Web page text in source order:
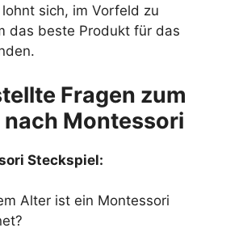
sich, im Vorfeld zu
das beste Produkt für das
Fragen zum
Montessori
Steckspiel:
Alter ist ein Montessori